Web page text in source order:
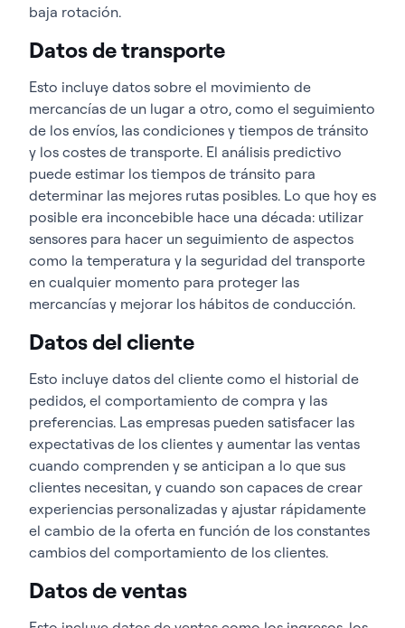
baja rotación.
Datos de transporte
Esto incluye datos sobre el movimiento de
mercancías de un lugar a otro, como el seguimiento
de los envíos, las condiciones y tiempos de tránsito
y los costes de transporte. El análisis predictivo
puede estimar los tiempos de tránsito para
determinar las mejores rutas posibles. Lo que hoy es
posible era inconcebible hace una década: utilizar
sensores para hacer un seguimiento de aspectos
como la temperatura y la seguridad del transporte
en cualquier momento para proteger las
mercancías y mejorar los hábitos de conducción.
Datos del cliente
Esto incluye datos del cliente como el historial de
pedidos, el comportamiento de compra y las
preferencias. Las empresas pueden satisfacer las
expectativas de los clientes y aumentar las ventas
cuando comprenden y se anticipan a lo que sus
clientes necesitan, y cuando son capaces de crear
experiencias personalizadas y ajustar rápidamente
el cambio de la oferta en función de los constantes
cambios del comportamiento de los clientes.
Datos de ventas